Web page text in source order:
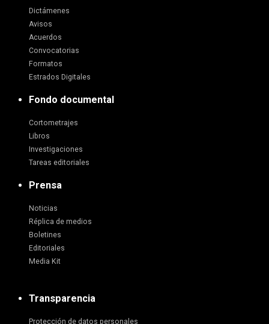
Dictámenes
Avisos
Acuerdos
Convocatorias
Formatos
Estrados Digitales
Fondo documental
Cortometrajes
Libros
Investigaciones
Tareas editoriales
Prensa
Noticias
Réplica de medios
Boletines
Editoriales
Media Kit
Transparencia
Protección de datos personales